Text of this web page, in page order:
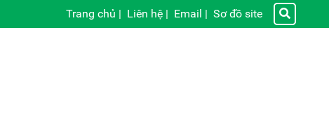
Trang chủ | Liên hệ | Email | Sơ đồ site